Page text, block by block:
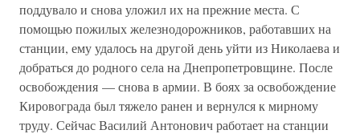
поддувало и снова уложил их на прежние места. С
помощью пожилых железнодорожников, работавших на
станции, ему удалось на другой день уйти из Николаева и
добраться до родного села на Днепропетровщине. После
освобождения — снова в армии. В боях за освобождение
Кировограда был тяжело ранен и вернулся к мирному
труду. Сейчас Василий Антонович работает на станции